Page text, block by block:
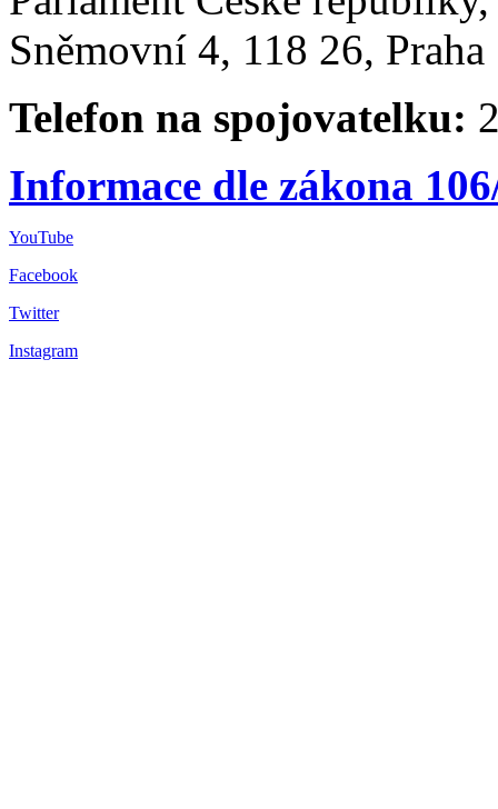
Sněmovní 4, 118 26,
Telefon na spojovatelku:
Informace dle zákona
YouTube
Facebook
Twitter
Instagram